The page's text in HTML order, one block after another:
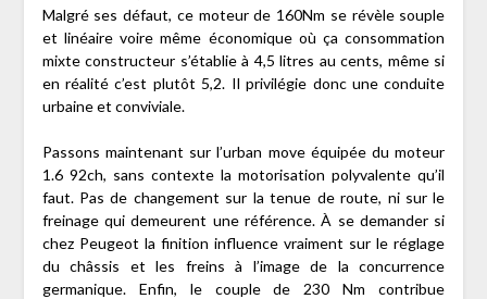
Malgré ses défaut, ce moteur de 160Nm se révèle souple
et linéaire voire même économique où ça consommation
mixte constructeur s’établie à 4,5 litres au cents, même si
en réalité c’est plutôt 5,2. Il privilégie donc une conduite
urbaine et conviviale.
Passons maintenant sur l’urban move équipée du moteur
1.6 92ch, sans contexte la motorisation polyvalente qu’il
faut. Pas de changement sur la tenue de route, ni sur le
freinage qui demeurent une référence. À se demander si
chez Peugeot la finition influence vraiment sur le réglage
du châssis et les freins à l’image de la concurrence
germanique. Enfin, le couple de 230 Nm contribue